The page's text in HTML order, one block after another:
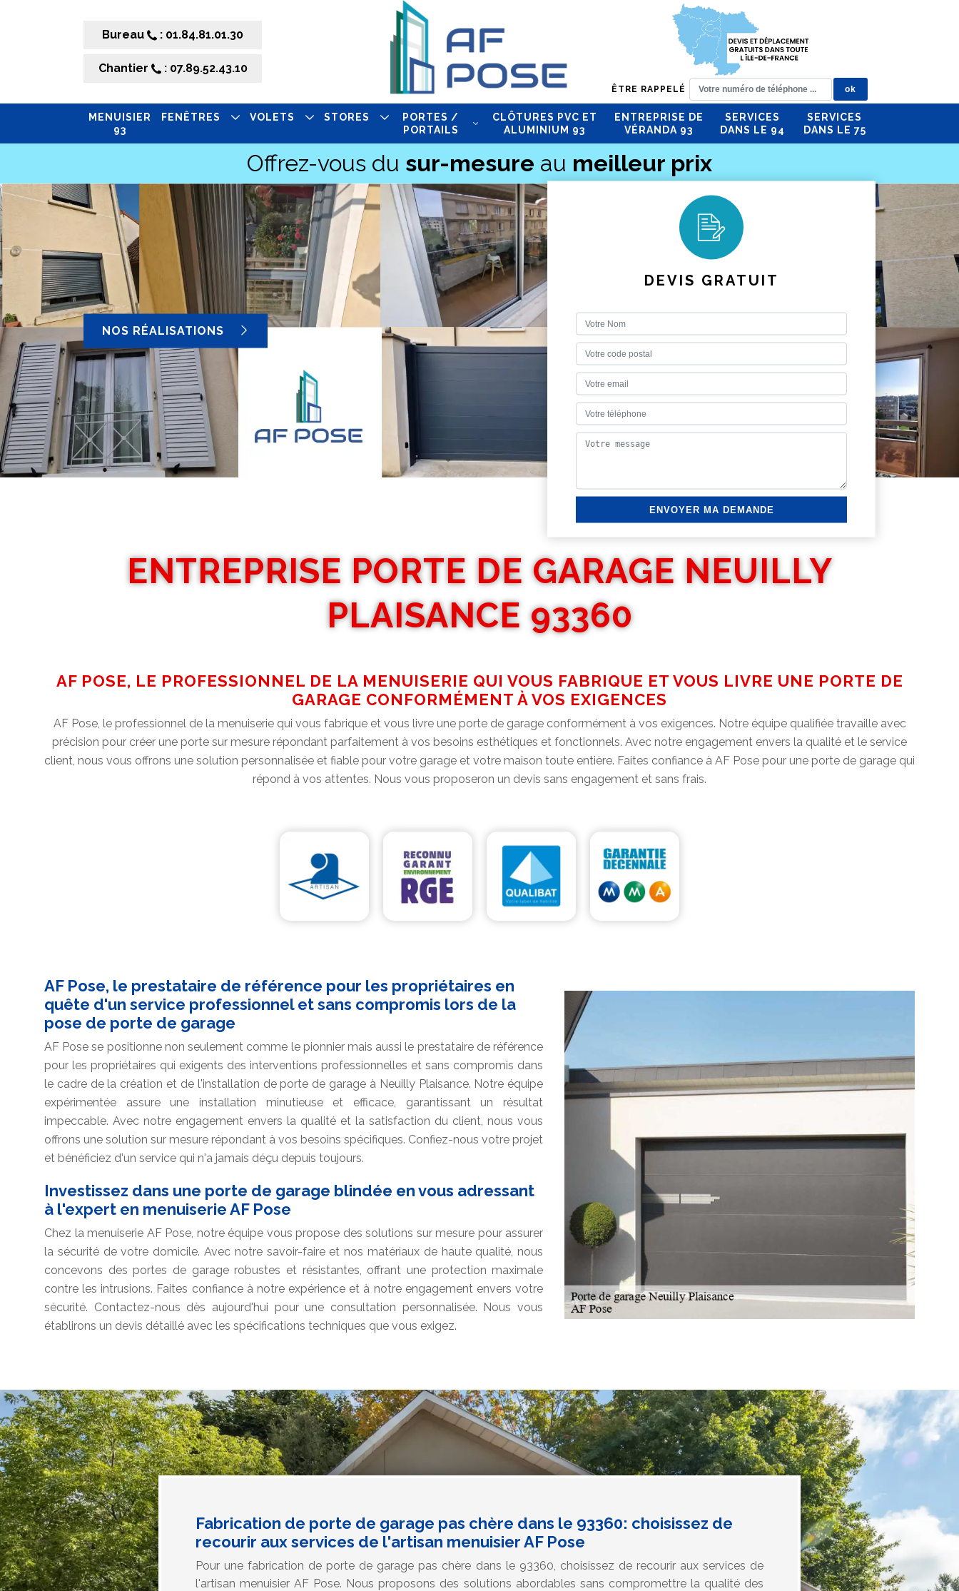
Bureau : 01.84.81.01.30
Chantier : 07.89.52.43.10
ÊTRE RAPPELÉ
MENUISIER
93
FENÊTRES VOLETS STORES
PORTES /
PORTAILS
CLÔTURES PVC ET
ALUMINIUM 93
ENTREPRISE DE
VÉRANDA 93
SERVICES
DANS LE 94
SERVICES
DANS LE 75
Offrez-vous du sur-mesure au meilleur prix
NOS RÉALISATIONS
DEVIS GRATUIT
ENTREPRISE PORTE DE GARAGE NEUILLY
PLAISANCE 93360
AF POSE, LE PROFESSIONNEL DE LA MENUISERIE QUI VOUS FABRIQUE ET VOUS LIVRE UNE PORTE DE
GARAGE CONFORMÉMENT À VOS EXIGENCES
AF Pose, le professionnel de la menuiserie qui vous fabrique et vous livre une porte de garage conformément à vos exigences. Notre équipe qualifiée travaille avec
précision pour créer une porte sur mesure répondant parfaitement à vos besoins esthétiques et fonctionnels. Avec notre engagement envers la qualité et le service
client, nous vous offrons une solution personnalisée et fiable pour votre garage et votre maison toute entière. Faites confiance à AF Pose pour une porte de garage qui
répond à vos attentes. Nous vous proposeron un devis sans engagement et sans frais.
AF Pose, le prestataire de référence pour les propriétaires en
quête d'un service professionnel et sans compromis lors de la
pose de porte de garage
AF Pose se positionne non seulement comme le pionnier mais aussi le prestataire de référence
pour les propriétaires qui exigents des interventions professionnelles et sans compromis dans
le cadre de la création et de l'installation de porte de garage à Neuilly Plaisance. Notre équipe
expérimentée assure une installation minutieuse et efficace, garantissant un résultat
impeccable. Avec notre engagement envers la qualité et la satisfaction du client, nous vous
offrons une solution sur mesure répondant à vos besoins spécifiques. Confiez-nous votre projet
et bénéficiez d'un service qui n'a jamais déçu depuis toujours.
Investissez dans une porte de garage blindée en vous adressant
à l'expert en menuiserie AF Pose
Chez la menuiserie AF Pose, notre équipe vous propose des solutions sur mesure pour assurer
la sécurité de votre domicile. Avec notre savoir-faire et nos matériaux de haute qualité, nous
concevons des portes de garage robustes et résistantes, offrant une protection maximale
contre les intrusions. Faites confiance à notre expérience et à notre engagement envers votre
sécurité. Contactez-nous dès aujourd'hui pour une consultation personnalisée. Nous vous
établirons un devis détaillé avec les spécifications techniques que vous exigez.
Fabrication de porte de garage pas chère dans le 93360: choisissez de
recourir aux services de l'artisan menuisier AF Pose
Pour une fabrication de porte de garage pas chère dans le 93360, choisissez de recourir aux services de
l'artisan menuisier AF Pose. Nous proposons des solutions abordables sans compromettre la qualité des